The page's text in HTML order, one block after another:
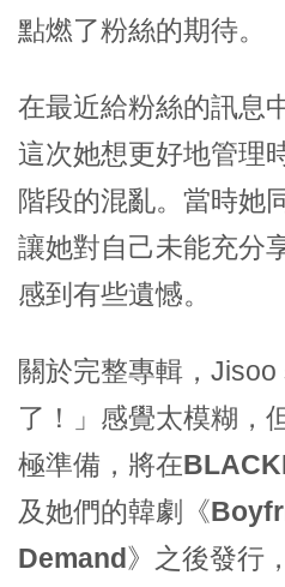
點燃了粉絲的期待。
在最近給粉絲的訊息
這次她想更好地管理
階段的混亂。當時她
讓她對自己未能充分
感到有些遺憾。
關於完整專輯，
了！」感覺太模糊，
極準備，將在
及她們的韓劇
《
Demand》 之後發行